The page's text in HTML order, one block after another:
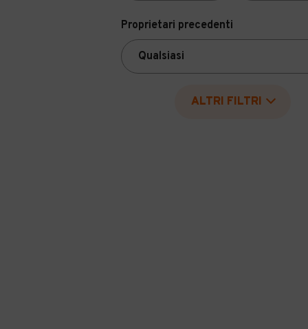
Proprietari precedenti
ALTRI FILTRI